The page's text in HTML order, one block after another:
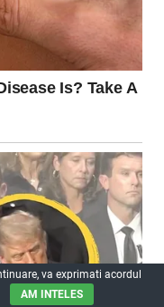
va exprimati acordul
AM INTELES